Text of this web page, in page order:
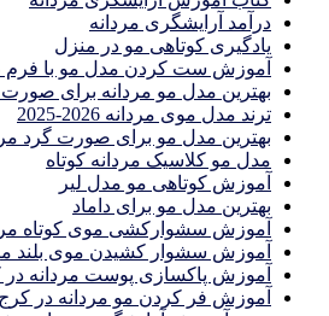
درآمد آرایشگری مردانه
یادگیری كوتاهى مو در منزل
آموزش ست كردن مدل مو با
بهترین مدل مو مردانه برای
ترند مدل موی مردانه 2026-2025
بهترين مدل مو براى صورت گرد
مدل مو کلاسیک مردانه کوتاه
آموزش کوتاهی مو مدل لیر
بهترین مدل مو برای داماد
آموزش سشوارکشی موی کوتاه
آموزش سشوار کشیدن موی بلند
آموزش پاکسازی پوست مردانه در
آموزش فر کردن مو مردانه در کرج